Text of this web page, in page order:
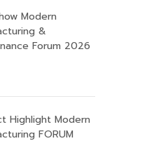
Modern
&
Forum 2026
Highlight Modern
FORUM